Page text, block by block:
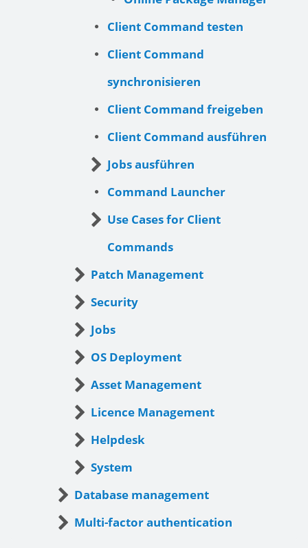
Client Command testen
Client Command
synchronisieren
Client Command freigeben
Client Command ausführen
Jobs ausführen
Command Launcher
Use Cases for Client
Commands
Patch Management
Security
Jobs
OS Deployment
Asset Management
Licence Management
Helpdesk
System
Database management
Multi-factor authentication